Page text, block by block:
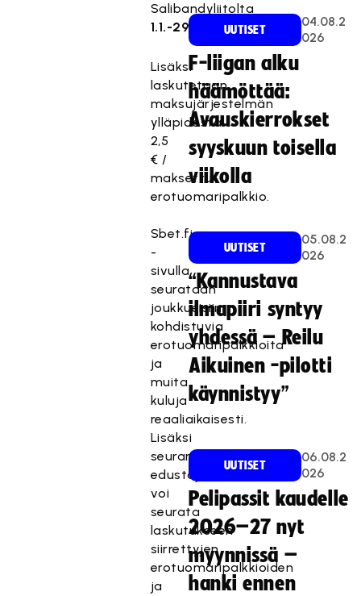
Salibandyliitolta
1.1.-29.2.2016.
Lisäksi
laskutetaan
maksujärjestelmän
ylläpidosta
2,5
€ /
maksettu
erotuomaripalkkio.
Sbet.fi
-
sivulla
seurataan
joukkueisiin
kohdistuvia
erotuomaripalkkioita
ja
muita
kuluja
reaaliaikaisesti.
Lisäksi
seuran
edustaja
voi
seurata
laskutukseen
siirrettyjen
erotuomaripalkkioiden
ja
UUTISET
04.08.2
026
F-liigan alku
häämöttää:
Avauskierrokset
syyskuun toisella
viikolla
UUTISET
05.08.2
026
“Kannustava
ilmapiiri syntyy
yhdessä – Reilu
Aikuinen -pilotti
käynnistyy”
UUTISET
06.08.2
026
Pelipassit kaudelle
2026–27 nyt
myynnissä –
hanki ennen